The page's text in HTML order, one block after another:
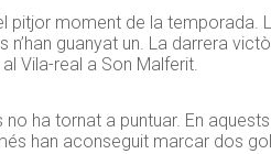
pitjor moment de la temporada.
guanyat un. La darrera
Vila-real a Son Malferit.
no ha tornat a puntuar. En
han aconseguit marcar dos